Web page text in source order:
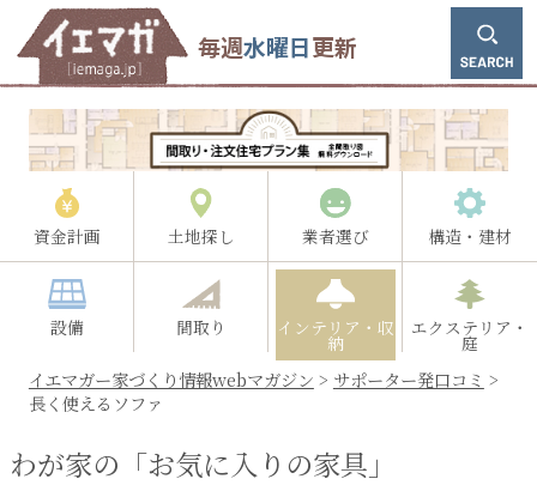
毎週水曜日更新
資金計画 土地探し 業者選び 構造・建材
設備 間取り インテリア・収
納
エクステリア・
庭
イエマガー家づくり情報webマガジン > サポーター発口コミ >
長く使えるソファ
わが家の「お気に入りの家具」